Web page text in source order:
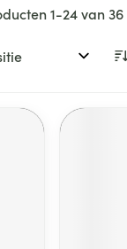
1-24van36
op: